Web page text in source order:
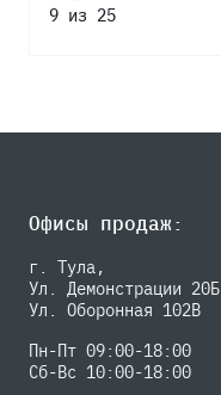
9 из 25
Офисы продаж:
г. Тула,
Ул. Демонстрации 20Б
Ул. Оборонная 102В
Пн-Пт 09:00-18:00
Сб-Вс 10:00-18:00